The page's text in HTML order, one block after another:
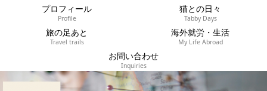
プロフィール
Profile
猫との日々
Tabby Days
旅の足あと
Travel trails
海外就労・生活
My Life Abroad
お問い合わせ
Inquiries